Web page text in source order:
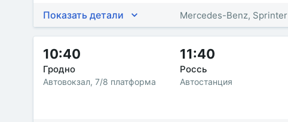
Показать детали Mercedes-Benz, Sprinter
10:40
Гродно
Автовокзал, 7/8 платформа
11:40
Россь
Автостанция